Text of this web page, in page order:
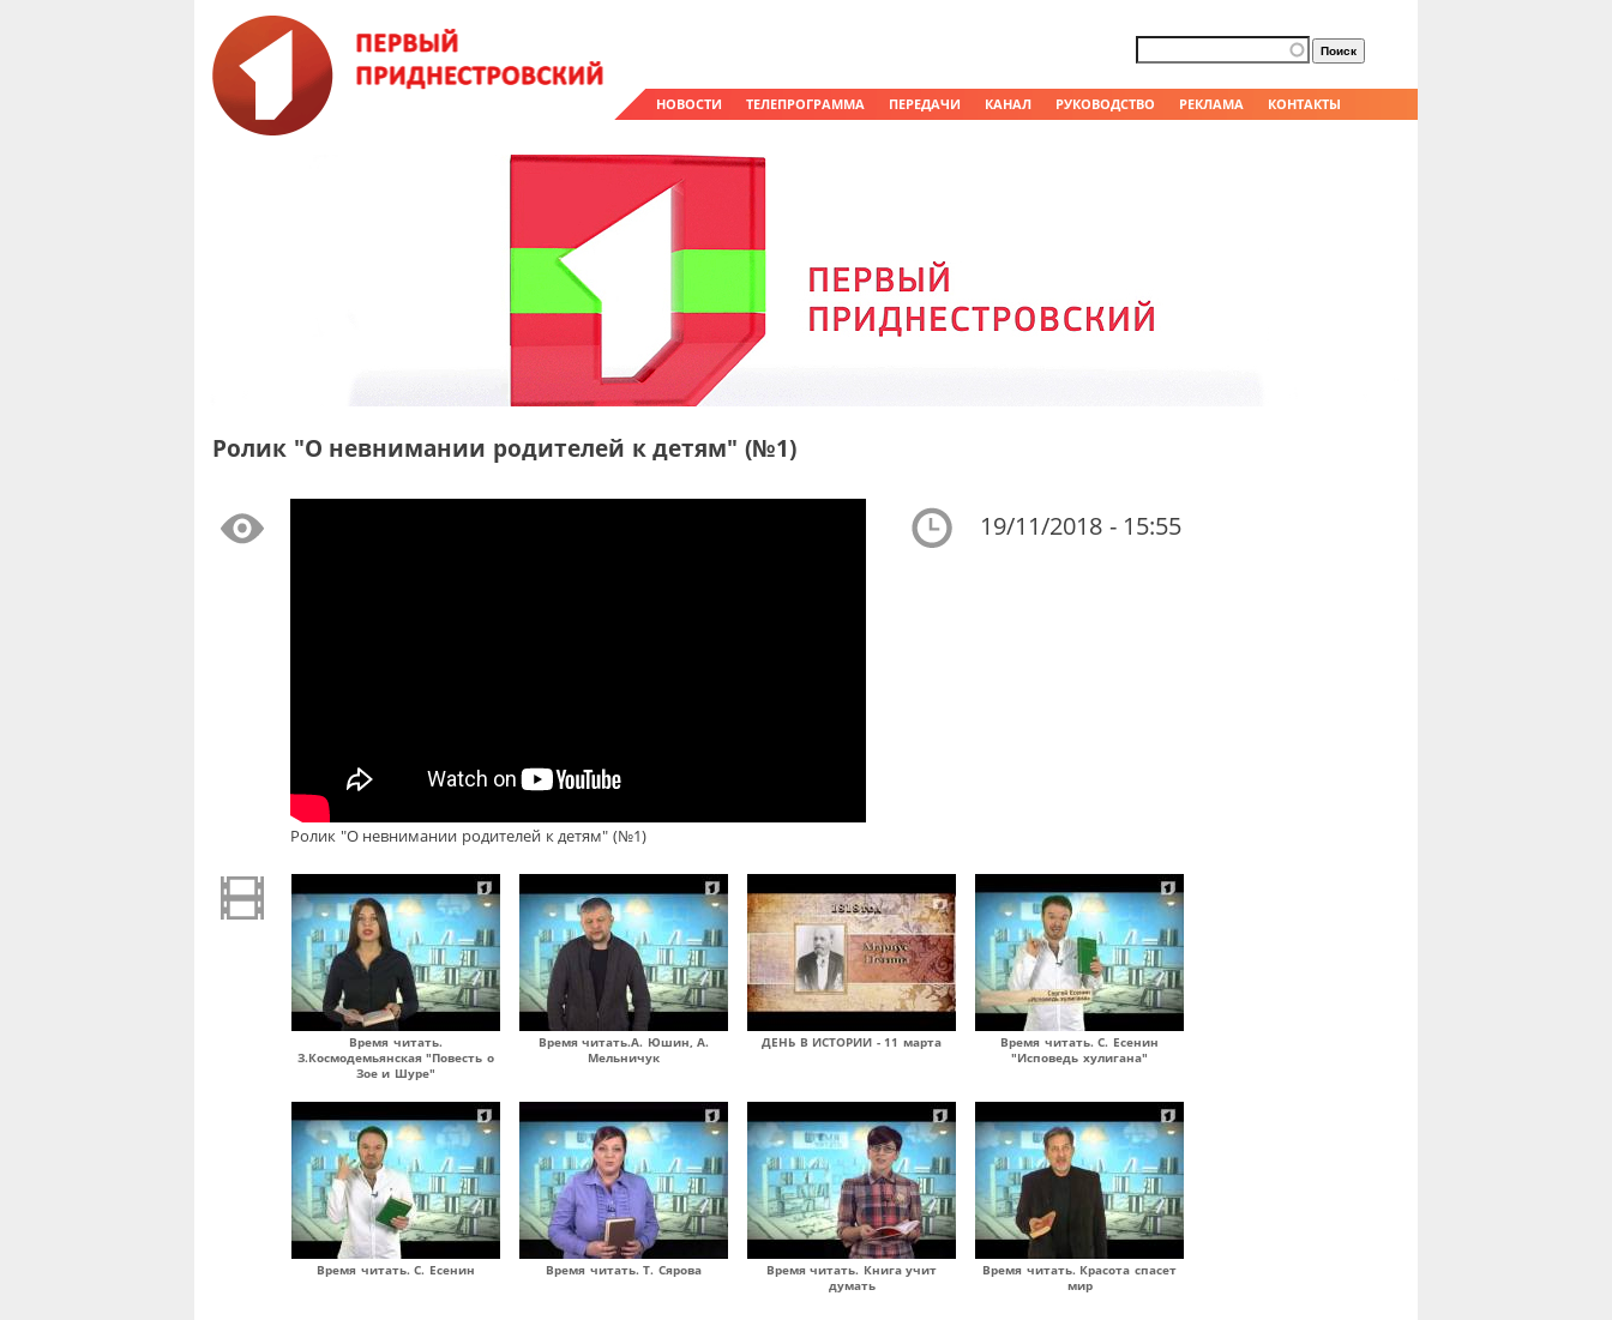
НОВОСТИ ТЕЛЕПРОГРАММА ПЕРЕДАЧИ КАНАЛ РУКОВОДСТВО РЕКЛАМА КОНТАКТЫ
Форма поиска
Поиск
Ролик "О невнимании родителей к детям" (№1)
Ролик "О невнимании родителей к детям" (№1)
19/11/2018 - 15:55
Время читать.
З.Космодемьянская "Повесть о
Зое и Шуре"
Время читать.А. Юшин, А.
Мельничук
ДЕНЬ В ИСТОРИИ - 11 марта
Время читать. С. Есенин
"Исповедь хулигана"
Время читать. С. Есенин Время читать. Т. Сярова
Время читать. Книга учит
думать
Время читать. Красота спасет
мир